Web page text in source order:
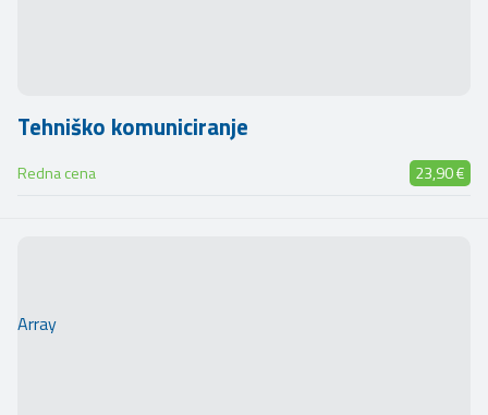
Tehniško komuniciranje
Redna cena 23,90 €
Array